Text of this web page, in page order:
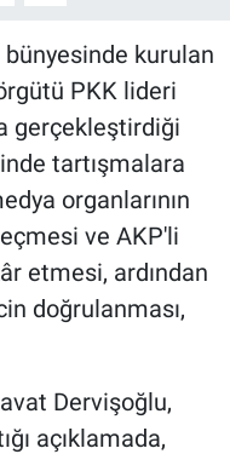
kurulan
PKK lideri
gerçekleştirdiği
tartışmalara
organlarının
ve AKP'li
etmesi, ardından
doğrulanması,
Dervişoğlu,
açıklamada,